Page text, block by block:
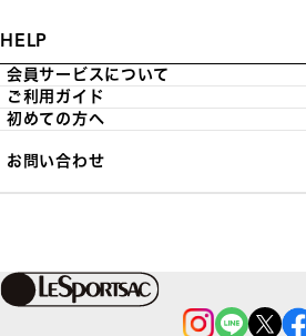
HELP
会員サービスについて
ご利用ガイド
初めての方へ
お問い合わせ